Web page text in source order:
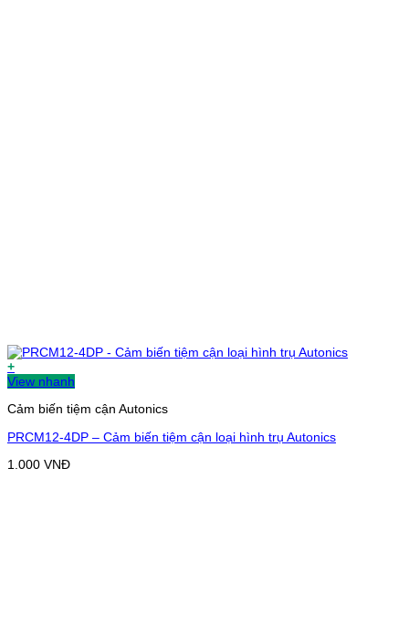
+
View nhanh
Cảm biến tiệm cận Autonics
PRCM12-4DP – Cảm biến tiệm cận loại hình trụ Autonics
1.000 VNĐ